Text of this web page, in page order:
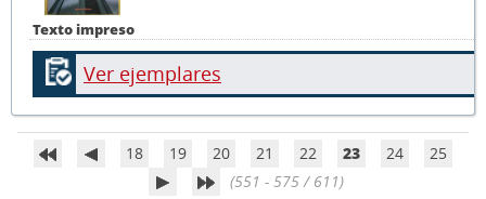
Texto impreso
Ver ejemplares
18 19 20 21 22 23 24
25
(551 - 575 / 611)